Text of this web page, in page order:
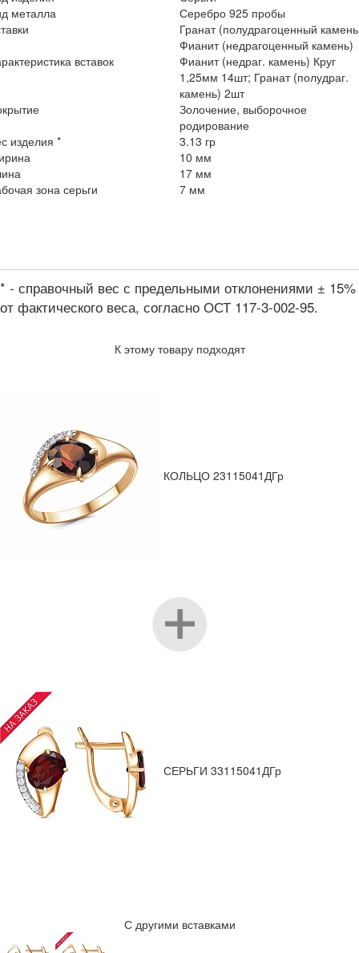
металла
Серебро 925 пробы
Гранат (полудрагоценный
Фианит (недрагоценный камень)
вставок
Фианит (недраг. камень) Круг
1,25мм 14шт; Гранат (полудраг.
камень) 2шт
Золочение, выборочное
родирование
изделия *
3.13 гр
10 мм
17 мм
зона серьги
7 мм
* - справочный вес с предельными отклонениями ± 15%
от фактического веса, согласно ОСТ 117-3-002-95.
К этому товару подходят
КОЛЬЦО 23115041ДГр
СЕРЬГИ 33115041ДГр
С другими вставками